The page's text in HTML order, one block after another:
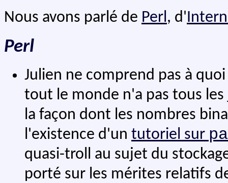
Nous avons parlé de Perl, d'
Perl
Julien ne comprend pas à
tout le monde n'a pas tous
la façon dont les nombres
l'existence d'un tutoriel sur
quasi-troll au sujet du
porté sur les mérites relatifs